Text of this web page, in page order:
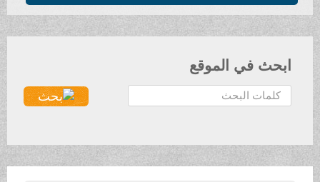
ابحث في الموقع
ث